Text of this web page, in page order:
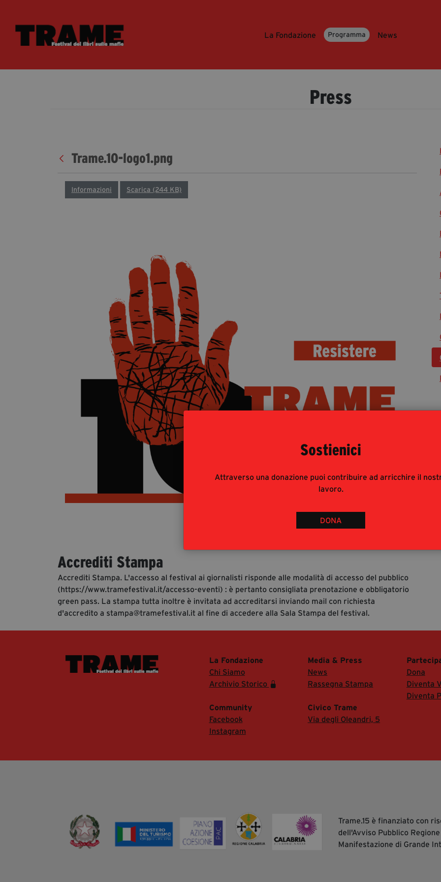
Sostienici
Attraverso una donazione puoi contribuire ad arricchire il
lavoro.
DONA
La Fondazione Programma News
Press
Trame.10-logo1.png
Informazioni Scarica (244 KB)
Accrediti Stampa
Accrediti Stampa. L'accesso al festival ai giornalisti risponde alle modalità di accesso del pubblico
(https://www.tramefestival.it/accesso-eventi) : è pertanto consigliata prenotazione e obbligatorio
green pass. La stampa tutta inoltre è invitata ad accreditarsi inviando mail con richiesta
d'accredito a stampa@tramefestival.it al fine di accedere alla Sala Stampa del festival.
La Fondazione
Chi Siamo
Archivio Storico
Media & Press
News
Rassegna Stampa
Dona
Diventa
Diventa
Community
Facebook
Instagram
Civico Trame
Via degli Oleandri, 5
Trame.15 è finanziato con
dell'Avviso Pubblico
Manifestazione di Grande